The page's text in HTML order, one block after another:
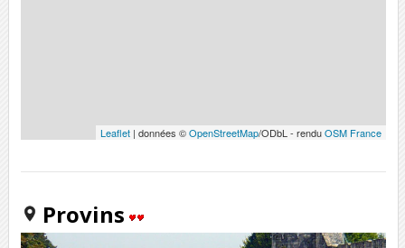
Leaflet | données ©OpenStreetMap/ODbL - renduOSM France
Provins